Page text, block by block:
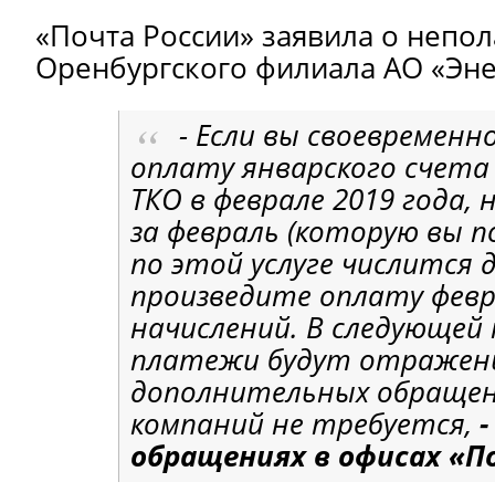
«Почта России» заявила о
Оренбургского филиала АО
- Если вы
оплату январского
ТКО в феврале 2019 года,
за февраль (которую вы
по этой услуге числится
произведите оплату
начислений. В
платежи будут
дополнительных
компаний не требуется,
обращениях в офисах